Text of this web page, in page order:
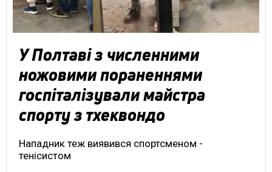
У Полтаві з численними
ножовими пораненнями
госпіталізували майстра
спорту з тхеквондо
Нападник теж виявився спортсменом -
тенісистом